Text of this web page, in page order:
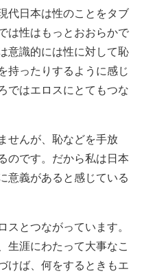
代日本は性のことをタブ
は性はもっとおおらかで
意識的には性に対して恥
持ったりするように感じ
ではエロスにとてもつな
せんが、恥などを手放
のです。だから私は日本
意義があると感じている
とつながっています。
生涯にわたって大事なこ
けば、何をするときもエ